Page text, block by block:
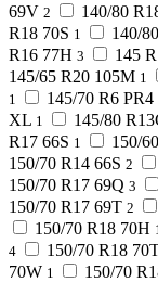
69V 2 140/80
R18 70S 1 140/
R16 77H 3 145
145/65 R20 105M 1
1 145/70 R6 PR4
XL 1 145/80
R17 66S 1 150/
150/70 R14 66S 2
150/70 R17 69Q 3
150/70 R17 69T 2
150/70 R18 70H 1
4 150/70 R18
70W 1 150/70